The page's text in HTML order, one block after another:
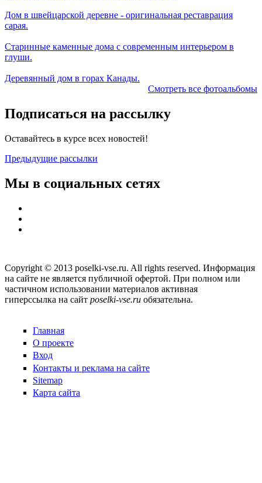
Дом в швейцарской деревне - оригинальная реставрация
сарая.
Старинные каменные дома с современным интерьером в
глуши.
Деревянный дом в горах Канады.
Смотреть все фотоальбомы
Подписаться на рассылку
Оставайтесь в курсе всех новостей!
Предыдущие рассылки
Мы в социальных сетях
Copyright © 2013 poselki-vse.ru. All rights reserved. Информация
на сайте не является публичной офертой. При полном или
частичном использовании материалов активная
гиперссылка на сайт poselki-vse.ru​ обязательна.
Главная
О проекте
Вход
Контакты и реклама на сайте
Sitemap
Карта сайта